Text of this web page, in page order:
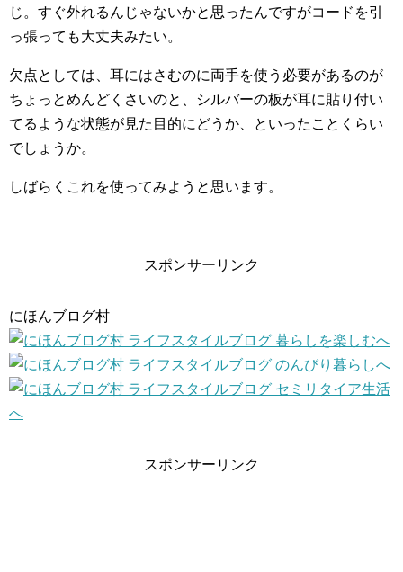
じ。すぐ外れるんじゃないかと思ったんですがコードを引
っ張っても大丈夫みたい。
欠点としては、耳にはさむのに両手を使う必要があるのが
ちょっとめんどくさいのと、シルバーの板が耳に貼り付い
てるような状態が見た目的にどうか、といったことくらい
でしょうか。
しばらくこれを使ってみようと思います。
スポンサーリンク
にほんブログ村
スポンサーリンク